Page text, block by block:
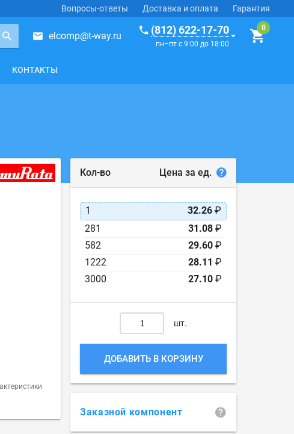
Вопросы-ответы Доставка и оплата Гарантия
elcomp@t-way.ru (812) 622-17-70
пн–пт с 9:00 до 18:00
КОНТАКТЫ
Кол-во Цена за ед.
1 32.26 ₽
281
31.08 ₽
582
29.60 ₽
1222
28.11 ₽
3000
27.10 ₽
шт.
ДОБАВИТЬ В КОРЗИНУ
Заказной компонент